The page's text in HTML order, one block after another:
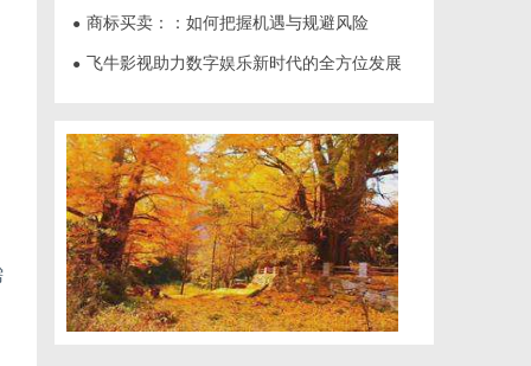
● 商标买卖：：如何把握机遇与规避风险
● 飞牛影视助力数字娱乐新时代的全方位发展